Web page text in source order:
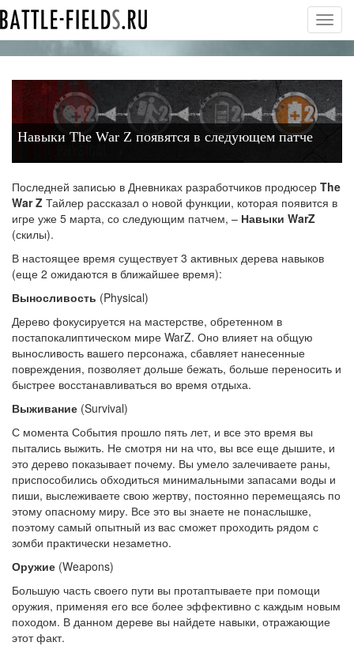
Навыки The War Z появятся в следующем патче
Последней записью в Дневниках разработчиков продюсер The
War Z Тайлер рассказал о новой функции, которая появится в
игре уже 5 марта, со следующим патчем, – Навыки WarZ
(скилы).
В настоящее время существует 3 активных дерева навыков
(еще 2 ожидаются в ближайшее время):
Выносливость (Physical)
Дерево фокусируется на мастерстве, обретенном в
постапокалиптическом мире WarZ. Оно влияет на общую
выносливость вашего персонажа, сбавляет нанесенные
повреждения, позволяет дольше бежать, больше переносить и
быстрее восстанавливаться во время отдыха.
Выживание (Survival)
С момента События прошло пять лет, и все это время вы
пытались выжить. Не смотря ни на что, вы все еще дышите, и
это дерево показывает почему. Вы умело залечиваете раны,
приспособились обходиться минимальными запасами воды и
пиши, выслеживаете свою жертву, постоянно перемещаясь по
этому опасному миру. Все это вы знаете не понаслышке,
поэтому самый опытный из вас сможет проходить рядом с
зомби практически незаметно.
Оружие (Weapons)
Большую часть своего пути вы протаптываете при помощи
оружия, применяя его все более эффективно с каждым новым
походом. В данном дереве вы найдете навыки, отражающие
этот факт.